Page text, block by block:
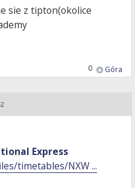
sie z tipton(okolice
Góra
0
Express
timetables/NXW ...